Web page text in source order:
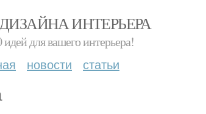
ИНТЕРЬЕРА
идей для вашего интерьера!
новости статьи